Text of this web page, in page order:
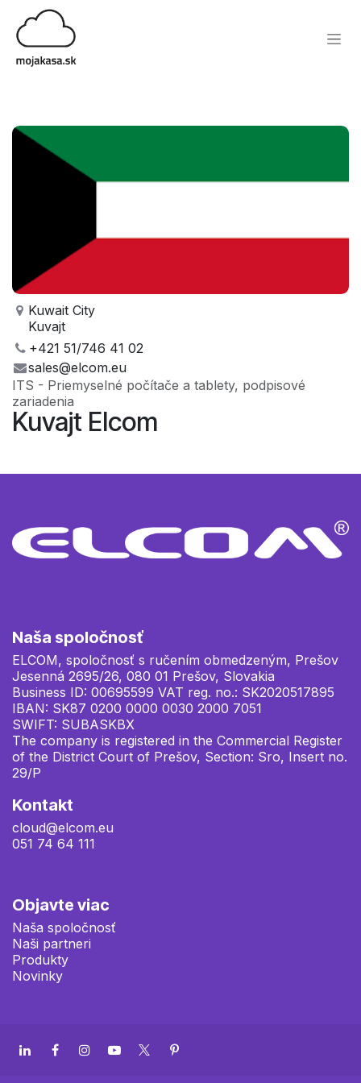
Skip to Content
Kuwait City
Kuvajt
+421 51/746 41 02
sales@elcom.eu
ITS - Priemyselné počítače a tablety, podpisové
zariadenia
Kuvajt Elcom
Naša spoločnosť
ELCOM, spoločnosť s ručením obmedzeným, Prešov
Jesenná 2695/26, 080 01 Prešov, Slovakia
Business ID: 00695599 VAT reg. no.: SK2020517895
IBAN: SK87 0200 0000 0030 2000 7051
SWIFT: SUBASKBX
The company is registered in the Commercial Register
of the District Court of Prešov, Section: Sro, Insert no.
29/P
Kontakt
cloud@elcom.eu
051 74 64 111
Objavte viac
Naša spoločnosť
Naši partneri
Produkty
Novinky